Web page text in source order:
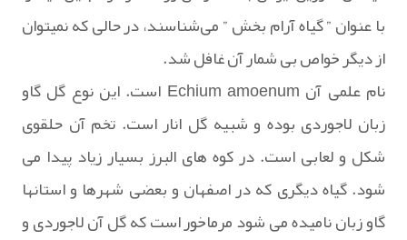
با عنوان ” گیاه آرام بخش ” می‌شناسند، در حالی که نمیتوان
از دیگر خواص بی شمار آن غافل شد.
نام علمی آن Echium amoenum است. این نوع گل گاو
زبان لاجوردی بوده و شبیه گل انار است. تخم آن حلقوی
شکل و لعابی است. در کوه های البرز بسیار زیاد پیدا می
شود. گیاه دیگری که در اصفهان و بعضی شهرها و استانها
گاو زبان نامیده می شود مرماخور است که گل آن لاجوردی و